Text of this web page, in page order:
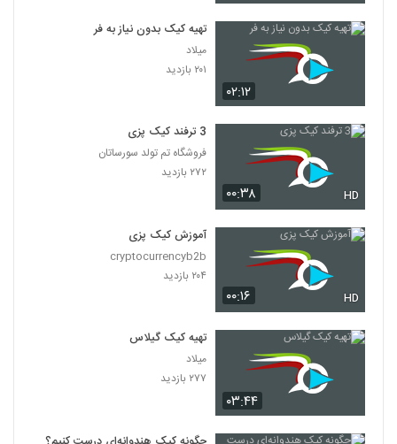
۰۲:۱۲
تهیه کیک بدون نیاز به فر
میلاد
۲۰۱ بازدید
۰۰:۳۸ HD
3 ترفند کیک پزی
فروشگاه تم تولد سورساتان
۲۷۲ بازدید
۰۰:۱۶ HD
آموزش کیک پزی
cryptocurrencyb2b
۲۰۴ بازدید
۰۳:۴۴
تهیه کیک گیلاس
میلاد
۲۷۷ بازدید